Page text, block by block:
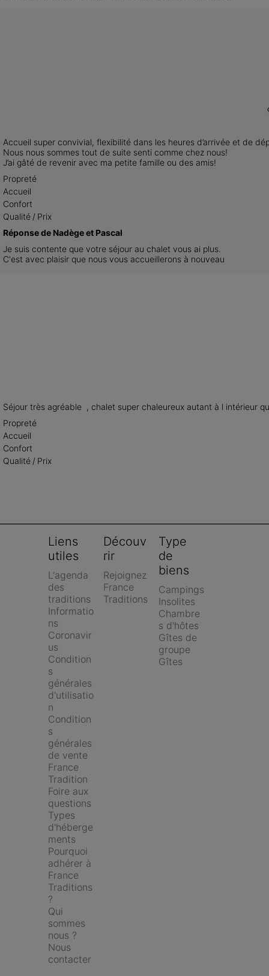
Accueil super convivial, flexibilité dans les heures d’arrivée et de
Nous nous sommes tout de suite senti comme chez nous!
J’ai gâté de revenir avec ma petite famille ou des amis!
Propreté
Accueil
Confort
Qualité / Prix
Réponse de Nadège et Pascal
Je suis contente que votre séjour au chalet vous ai plus.
C'est avec plaisir que nous vous accueillerons à nouveau
Séjour très agréable  , chalet super chaleureux autant à l intérieur
Propreté
Accueil
Confort
Qualité / Prix
Liens
utiles
L'agenda
des
traditions
Informatio
ns
Coronavir
us
Condition
s
générales
d'utilisatio
n
Condition
s
générales
de vente
France
Tradition
Foire aux
questions
Types
d'héberge
ments
Pourquoi
adhérer à
France
Traditions
?
Qui
sommes
nous ?
Nous
contacter
Découv
rir
Rejoignez
France
Traditions
Type
de
biens
Campings
Insolites
Chambre
s d'hôtes
Gîtes de
groupe
Gîtes